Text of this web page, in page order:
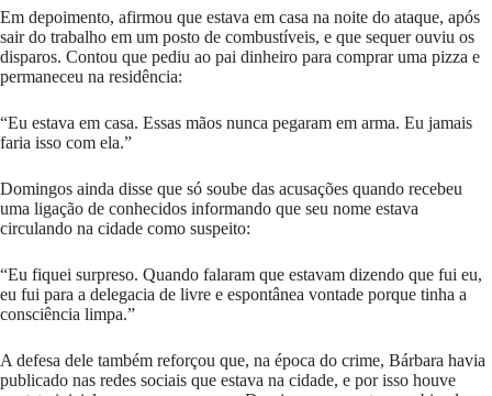
Em depoimento, afirmou que estava em casa na noite do ataque, após
sair do trabalho em um posto de combustíveis, e que sequer ouviu os
disparos. Contou que pediu ao pai dinheiro para comprar uma pizza e
permaneceu na residência:
“Eu estava em casa. Essas mãos nunca pegaram em arma. Eu jamais
faria isso com ela.”
Domingos ainda disse que só soube das acusações quando recebeu
uma ligação de conhecidos informando que seu nome estava
circulando na cidade como suspeito:
“Eu fiquei surpreso. Quando falaram que estavam dizendo que fui eu,
eu fui para a delegacia de livre e espontânea vontade porque tinha a
consciência limpa.”
A defesa dele também reforçou que, na época do crime, Bárbara havia
publicado nas redes sociais que estava na cidade, e por isso houve